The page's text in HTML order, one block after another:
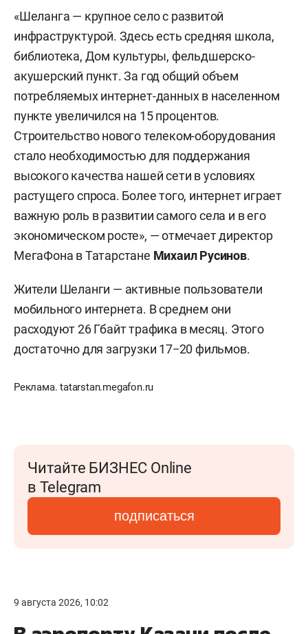
«Шеланга — крупное село с развитой
инфраструктурой. Здесь есть средняя школа,
библиотека, Дом культуры, фельдшерско-
акушерский пункт. За год общий объем
потребляемых интернет-данных в населенном
пункте увеличился на 15 процентов.
Строительство нового телеком-оборудования
стало необходимостью для поддержания
высокого качества нашей сети в условиях
растущего спроса. Более того, интернет играет
важную роль в развитии самого села и в его
экономическом росте», — отмечает директор
МегаФона в Татарстане Михаил Русинов.
Жители Шеланги — активные пользователи
мобильного интернета. В среднем они
расходуют 26 Гбайт трафика в месяц. Этого
достаточно для загрузки 17−20 фильмов.
Реклама. tatarstan.megafon.ru
Читайте БИЗНЕС Online
в Telegram
подписаться
9 августа 2026, 10:02